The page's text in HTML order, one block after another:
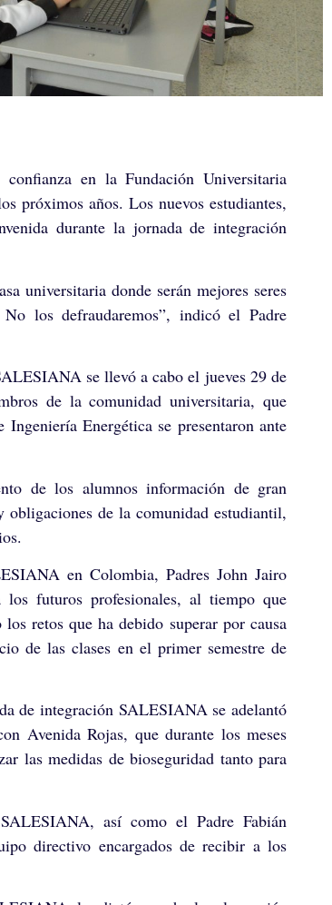
en la Fundación Universitaria
próximos años. Los nuevos estudiantes,
durante la jornada de integración
universitaria donde serán mejores seres
los defraudaremos”, indicó el Padre
se llevó a cabo el jueves 29 de
de la comunidad universitaria, que
Energética se presentaron ante
de los alumnos información de gran
obligaciones de la comunidad estudiantil,
en Colombia, Padres John Jairo
futuros profesionales, al tiempo que
retos que ha debido superar por causa
de las clases en el primer semestre de
de integración SALESIANA se adelantó
Avenida Rojas, que durante los meses
las medidas de bioseguridad tanto para
así como el Padre Fabián
directivo encargados de recibir a los